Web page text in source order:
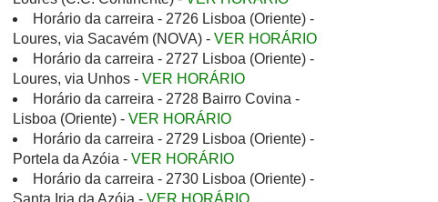
Horário da carreira - 2726 Lisboa (Oriente) -
Loures, via Sacavém (NOVA) - VER HORÁRIO
Horário da carreira - 2727 Lisboa (Oriente) -
Loures, via Unhos - VER HORÁRIO
Horário da carreira - 2728 Bairro Covina -
Lisboa (Oriente) - VER HORÁRIO
Horário da carreira - 2729 Lisboa (Oriente) -
Portela da Azóia - VER HORÁRIO
Horário da carreira - 2730 Lisboa (Oriente) -
Santa Iria da Azóia - VER HORÁRIO